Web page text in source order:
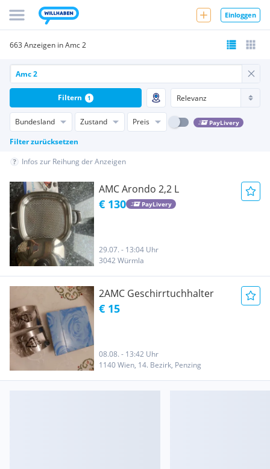
Einloggen
663 Anzeigen in Amc 2
Bundesland Zustand Preis PayLivery
Filter zurücksetzen
Filtern 1
Infos zur Reihung der Anzeigen
AMC Arondo 2,2 L
€ 130 PayLivery
29.07. - 13:04 Uhr
3042 Würmla
2AMC Geschirrtuchhalter
€ 15
08.08. - 13:42 Uhr
1140 Wien, 14. Bezirk, Penzing